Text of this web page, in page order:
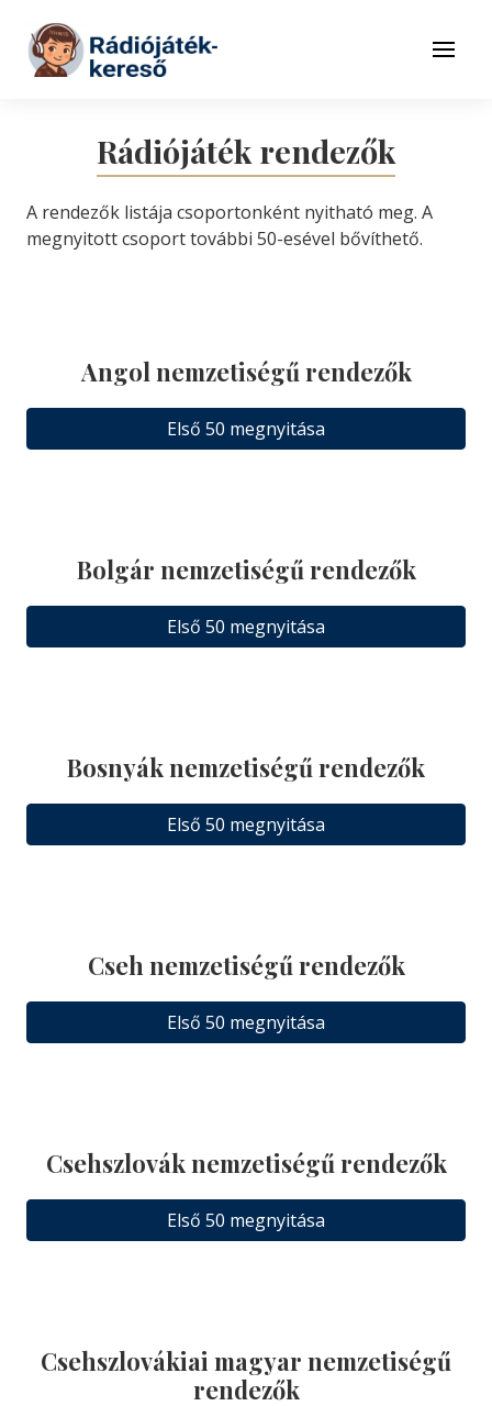
Tovább a tartalomhoz
Menü
Rádiójáték rendezők
A rendezők listája csoportonként nyitható meg. A
megnyitott csoport további 50-esével bővíthető.
Angol nemzetiségű rendezők
Első 50 megnyitása
Bolgár nemzetiségű rendezők
Első 50 megnyitása
Bosnyák nemzetiségű rendezők
Első 50 megnyitása
Cseh nemzetiségű rendezők
Első 50 megnyitása
Csehszlovák nemzetiségű rendezők
Első 50 megnyitása
Csehszlovákiai magyar nemzetiségű
rendezők